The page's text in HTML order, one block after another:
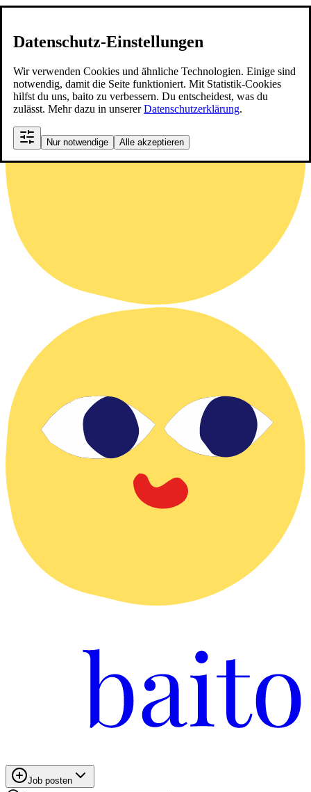
Datenschutz-Einstellungen
Wir verwenden Cookies und ähnliche Technologien. Einige sind
notwendig, damit die Seite funktioniert. Mit Statistik-Cookies
hilfst du uns, baito zu verbessern. Du entscheidest, was du
zulässt. Mehr dazu in unsererDatenschutzerklärung.
Nur notwendige Alle akzeptieren
Job posten